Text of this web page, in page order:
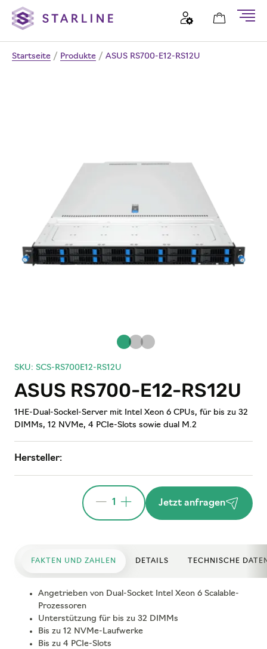
Startseite / Produkte / ASUS RS700-E12-RS12U
SKU: SCS-RS700E12-RS12U
ASUS RS700-E12-RS12U
1HE-Dual-Sockel-Server mit Intel Xeon 6 CPUs, für bis zu 32
DIMMs, 12 NVMe, 4 PCIe-Slots sowie dual M.2
Hersteller:
1 Jetzt anfragen
FAKTEN UND ZAHLEN DETAILS TECHNISCHE
Angetrieben von Dual-Socket Intel Xeon 6 Scalable-
Prozessoren
Unterstützung für bis zu 32 DIMMs
Bis zu 12 NVMe-Laufwerke
Bis zu 4 PCIe-Slots